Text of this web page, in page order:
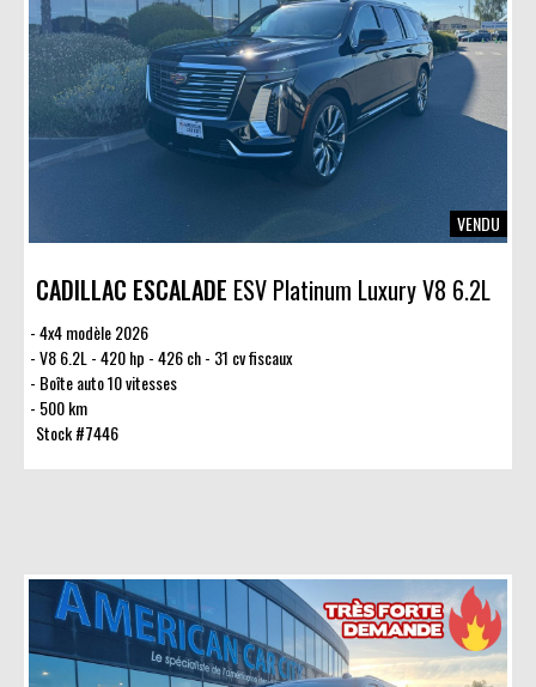
VENDU
CADILLAC ESCALADE ESV Platinum Luxury V8 6.2L
4x4 modèle 2026
V8 6.2L - 420 hp - 426 ch - 31 cv fiscaux
Boîte auto 10 vitesses
500 km
Stock #7446